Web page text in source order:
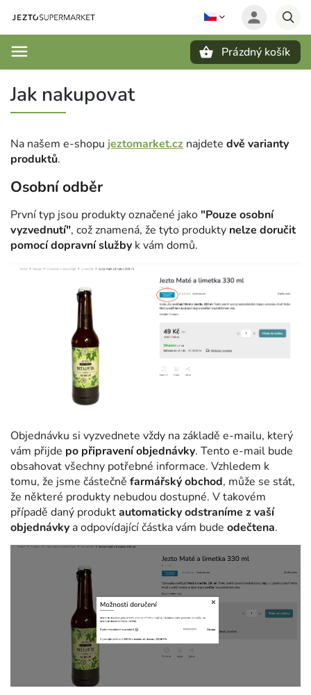
Prázdný košík
Jak nakupovat
Na našem e-shopu jeztomarket.cz najdete dvě varianty
produktů.
Osobní odběr
První typ jsou produkty označené jako "Pouze osobní
vyzvednutí", což znamená, že tyto produkty nelze doručit
pomocí dopravní služby k vám domů.
Objednávku si vyzvednete vždy na základě e-mailu, který
vám přijde po připravení objednávky. Tento e-mail bude
obsahovat všechny potřebné informace. Vzhledem k
tomu, že jsme částečně farmářský obchod, může se stát,
že některé produkty nebudou dostupné. V takovém
případě daný produktautomaticky odstraníme z vaší
objednávky a odpovídající částka vám bude odečtena.